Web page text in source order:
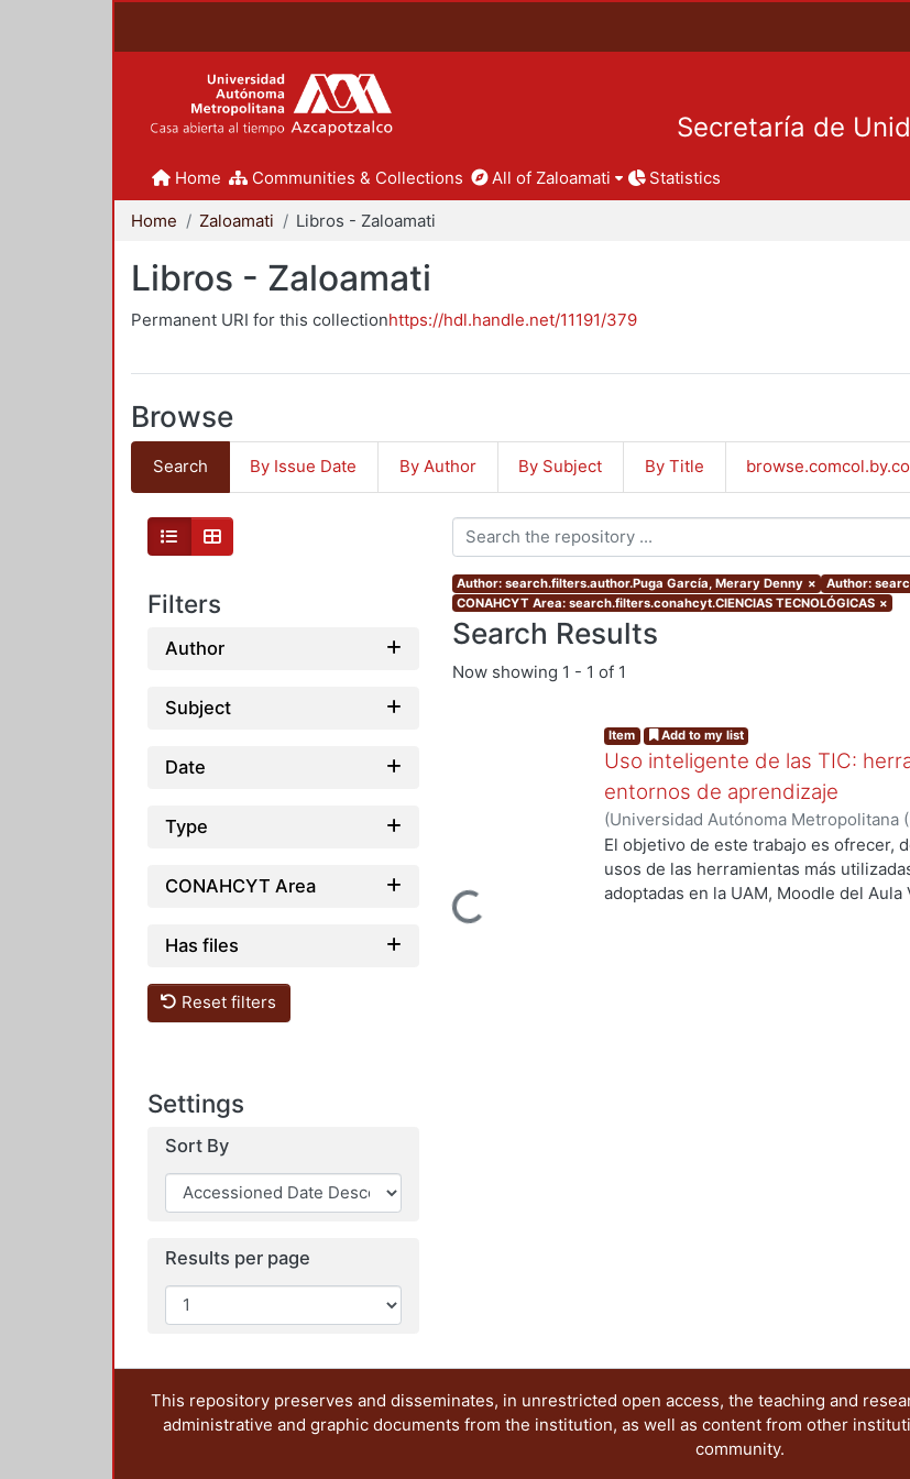
Secretaría de
Home Communities & Collections All of Zaloamati Statistics
Home Zaloamati Libros - Zaloamati
Libros - Zaloamati
Permanent URI for this collectionhttps://hdl.handle.net/11191/379
Browse
Search By Issue Date By Author By Subject By Title
Filters
Author
Subject
Date
Type
CONAHCYT Area
Has files
Reset filters
Settings
Sort By
Results per page
Author: search.filters.author.Puga García, Merary Denny × Author:
CONAHCYT Area: search.filters.conahcyt.CIENCIAS TECNOLÓGICAS ×
Search Results
Now showing 1 - 1 of 1
Loading...
Item Add to my list
Uso inteligente de las TIC:
entornos de aprendizaje
(Universidad Autónoma Metropolitana
Académica.,2021) García Castro,
García, Merary Denny;Martínez
Alejandra; Tarango de la Torre, Juan
El objetivo de este trabajo es ofrecer,
usos de las herramientas más
adoptadas en la UAM, Moodle del
This repository preserves and disseminates, in unrestricted open access, the teaching and
administrative and graphic documents from the institution, as well as content from other
community.